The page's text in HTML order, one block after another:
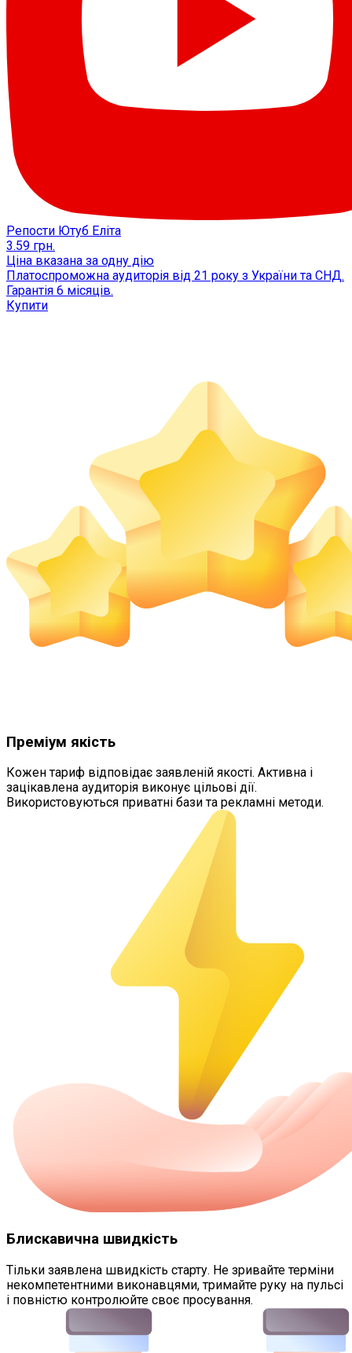
Репости Ютуб Еліта
3.59 грн.
Ціна вказана за одну дію
Платоспроможна аудиторія від 21 року з України та СНД.
Гарантія 6 місяців.
Купити
Преміум якість
Кожен тариф відповідає заявленій якості. Активна і
зацікавлена аудиторія виконує цільові дії.
Використовуються приватні бази та рекламні методи.
Блискавична швидкість
Тільки заявлена швидкість старту. Не зривайте терміни
некомпетентними виконавцями, тримайте руку на пульсі
і повністю контролюйте своє просування.